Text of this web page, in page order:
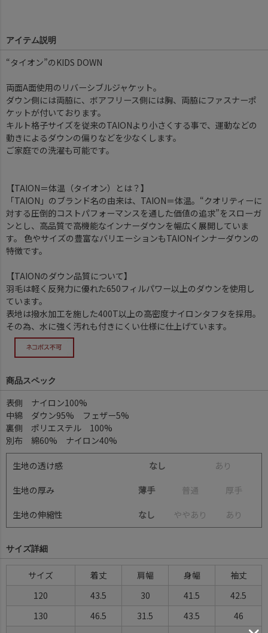
アイテム説明
“タイオン”のKIDS DOWN
両面A面使用のリバーシブルジャケット。
ダウン側には両脇に、ボアフリース側には胸、両脇にファスナーポ
ケットが付いております。
キルト格子サイズを従来のTAIONより小さくする事で、運動などの
動きによるダウンの偏りなどを少なくします。
ご家庭での洗濯も可能です。
【TAION＝体温（タイオン）とは？】
「TAION」のブランド名の由来は、TAION＝体温。“クオリティーに
対する圧倒的コストパフォーマンスを通した価値の追求”をスローガ
ンとし、高品質で高機能なインナーダウンを幅広く展開していま
す。 色やサイズの豊富なバリエーションもTAIONインナーダウンの
特徴です。
【TAIONのダウン品質について】
羽毛は軽く反発力に優れた650フィルパワー以上のダウンを使用し
ています。
表地は撥水加工を施した400T以上の高密度ナイロンタフタを採用。
その為、水に強く汚れも付きにくい仕様に仕上げています。
商品スペック
表側 ナイロン100%
中綿 ダウン95% フェザー5%
裏側 ポリエステル 100%
別布 綿60% ナイロン40%
生地の透け感 なし あ り
生地の厚み 薄手 普通 厚手
生地の伸縮性 なし ややあ り あ り
サイズ詳細
サイズ 着丈 肩幅 身幅
袖丈
120
43.5 30 41.5
42.5
130
46.5 31.5 43.5
46